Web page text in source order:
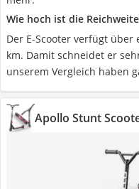
Wie hoch ist die
Der E-Scooter verfügt
km. Damit schneidet er
unserem Vergleich haben
Apollo Stunt